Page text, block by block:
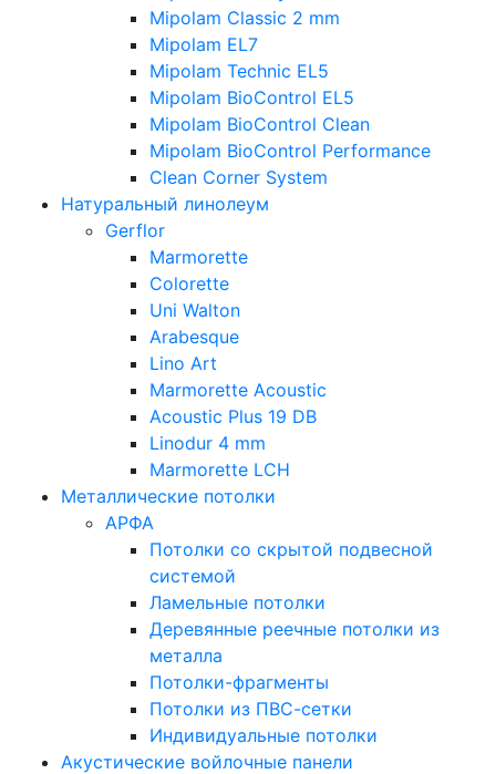
Mipolam Classic 2 mm
Mipolam EL7
Mipolam Technic EL5
Mipolam BioControl EL5
Mipolam BioControl Clean
Mipolam BioControl Performance
Clean Corner System
Натуральный линолеум
Gerflor
Marmorette
Colorette
Uni Walton
Arabesque
Lino Art
Marmorette Acoustic
Acoustic Plus 19 DB
Linodur 4 mm
Marmorette LCH
Металлические потолки
АРФА
Потолки со скрытой подвесной
системой
Ламельные потолки
Деревянные реечные потолки из
металла
Потолки-фрагменты
Потолки из ПВС-сетки
Индивидуальные потолки
Акустические войлочные панели